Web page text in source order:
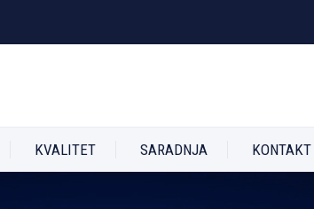
KVALITET SARADNJA KONTAKT